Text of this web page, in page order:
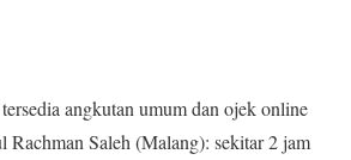
angkutan umum dan ojek online
Rachman Saleh (Malang): sekitar 2 jam